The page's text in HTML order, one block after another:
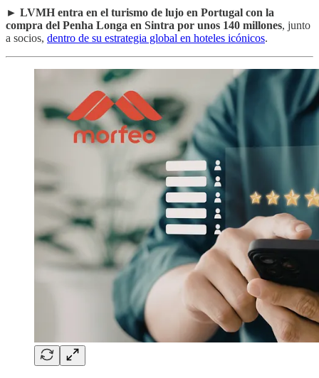
► LVMH entra en el turismo de lujo en Portugal con la
compra del Penha Longa en Sintra por unos 140 millones, junto
a socios, dentro de su estrategia global en hoteles icónicos.